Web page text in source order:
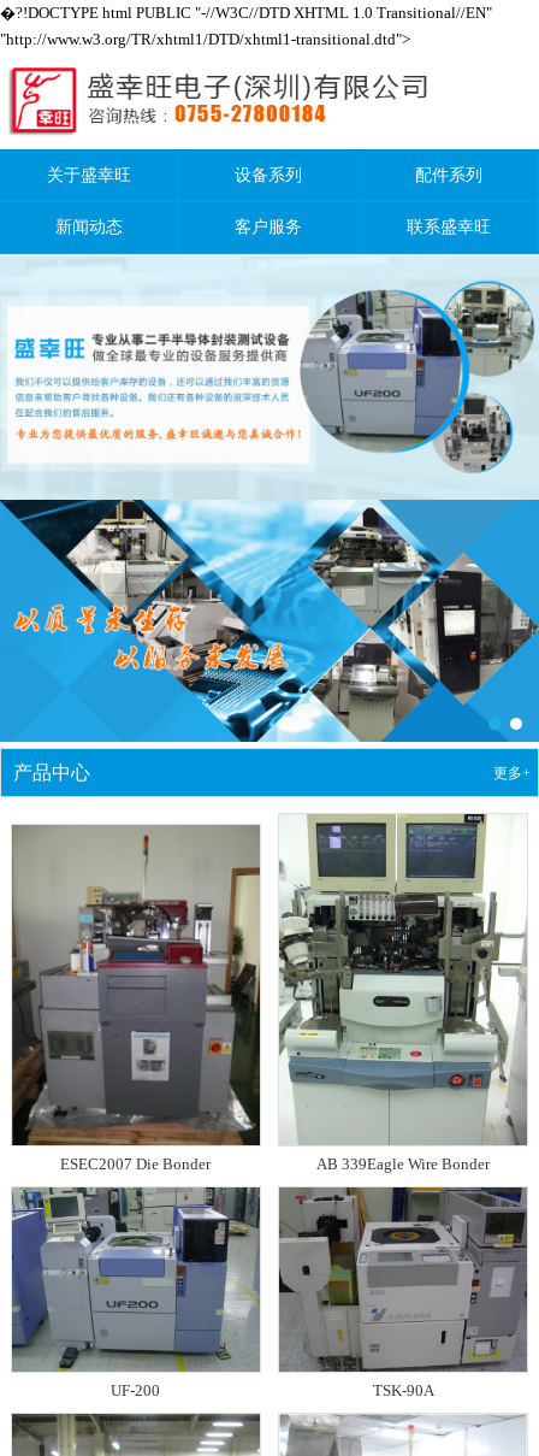
�?!DOCTYPE html PUBLIC "-//W3C//DTD XHTML 1.0 Transitional//EN"
"http://www.w3.org/TR/xhtml1/DTD/xhtml1-transitional.dtd">
关于盛幸旺 设备系列 配件系列
新闻动态 客户服务 联系盛幸旺
更多+
产品中心
ESEC2007 Die Bonder AB 339Eagle Wire Bonder
UF-200 TSK-90A